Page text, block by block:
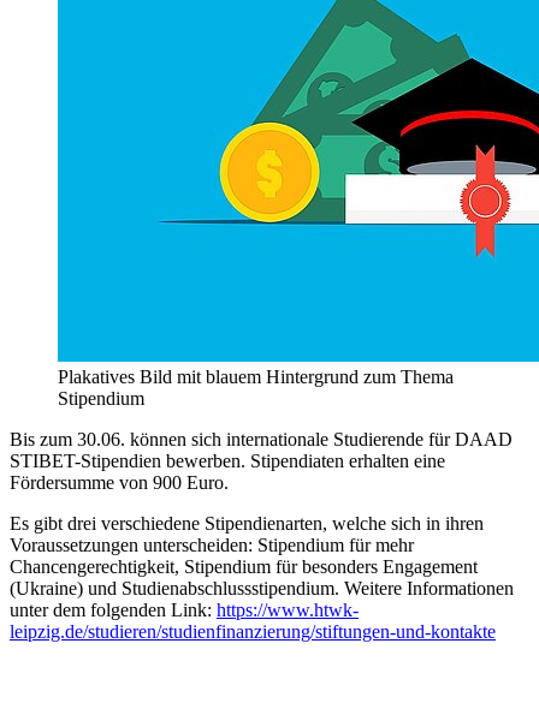
Plakatives Bild mit blauem Hintergrund zum Thema
Stipendium
Bis zum 30.06. können sich internationale Studierende für DAAD
STIBET-Stipendien bewerben. Stipendiaten erhalten eine
Fördersumme von 900 Euro.
Es gibt drei verschiedene Stipendienarten, welche sich in ihren
Voraussetzungen unterscheiden: Stipendium für mehr
Chancengerechtigkeit, Stipendium für besonders Engagement
(Ukraine) und Studienabschlussstipendium. Weitere Informationen
unter dem folgenden Link: https://www.htwk-
leipzig.de/studieren/studienfinanzierung/stiftungen-und-kontakte